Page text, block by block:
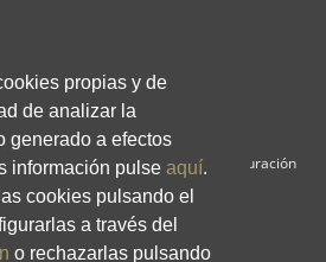
propias y de
de analizar la
generado a efectos
información pulseaquí.
cookies pulsando el
a través del
o rechazarlas pulsando
Pack iguala
Privacidad
de Cookies Panel de Configuración